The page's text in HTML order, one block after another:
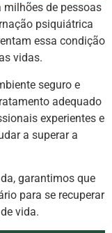
milhões de pessoas
psiquiátrica
essa condição
vidas.
seguro e
adequado
experientes e
a superar a
garantimos que
para se recuperar
vida.